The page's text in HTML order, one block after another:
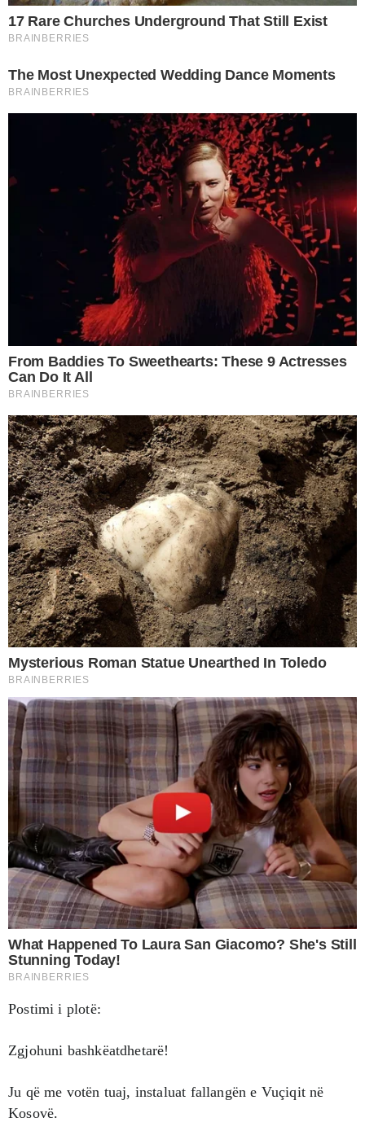
Postimi i plotë:
Zgjohuni bashkëatdhetarë!
Ju që me votën tuaj, instaluat fallangën e Vuçiqit në
Kosovë.